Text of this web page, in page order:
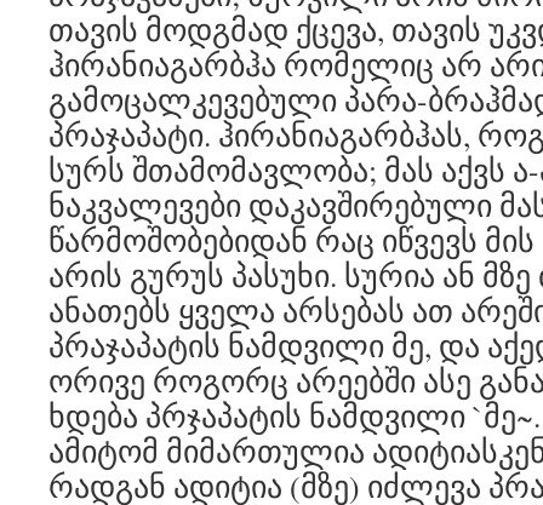
თავის მოდგმად ქცევა, თავის
ჰირანიაგარბჰა რომელიც არ
გამოცალკევებული პარა-
პრაჯაპატი. ჰირანიაგარბჰას,
სურს შთამომავლობა; მას აქვს
ნაკვალევები დაკავშირებული
წარმოშობებიდან რაც იწვევს
არის გურუს პასუხი. სურია ან
ანათებს ყველა არსებას ათ
პრაჯაპატის ნამდვილი მე, და
ორივე როგორც არეებში ასე
ხდება პრჯაპატის ნამდვილი
ამიტომ მიმართულია
რადგან ადიტია (მზე) იძლევა